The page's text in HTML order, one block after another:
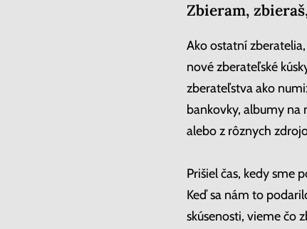
Zbieram,
Ako ostatní
nové zberateľské
zberateľstva ako
bankovky, albumy na
alebo z rôznych
Prišiel čas, kedy sme
Keď sa nám to
skúsenosti, vieme čo